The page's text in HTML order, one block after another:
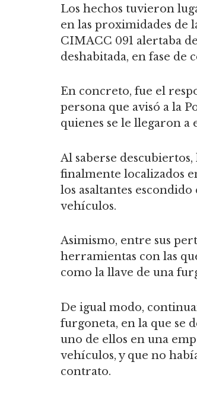
Los hechos tuvieron
en las proximidades de
CIMACC 091 alertaba
deshabitada, en fase de
En concreto, fue el
persona que avisó a la
quienes se le llegaron a
Al saberse
finalmente localizados
los asaltantes
vehículos.
Asimismo, entre sus
herramientas con las
como la llave de una
De igual modo,
furgoneta, en la que se
uno de ellos en una
vehículos, y que no
contrato.